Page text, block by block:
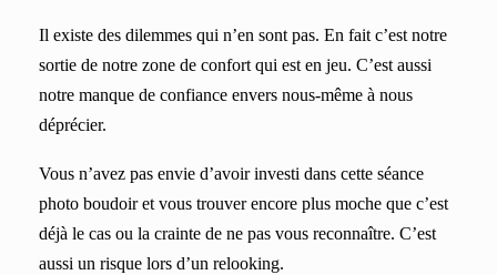
Il existe des dilemmes qui n’en sont pas. En fait c’est notre
sortie de notre zone de confort qui est en jeu. C’est aussi
notre manque de confiance envers nous-même à nous
déprécier.
Vous n’avez pas envie d’avoir investi dans cette séance
photo boudoir et vous trouver encore plus moche que c’est
déjà le cas ou la crainte de ne pas vous reconnaître. C’est
aussi un risque lors d’un relooking.